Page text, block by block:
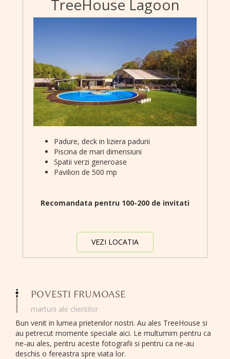
TreeHouse Lagoon
Padure, deck in liziera padurii
Piscina de mari dimensiuni
Spatii verzi generoase
Pavilion de 500 mp
Recomandata pentru 100-200 de invitati
VEZI LOCATIA
POVESTI FRUMOASE
marturii ale clientilor
Bun venit in lumea prietenilor nostri. Au ales TreeHouse si
au petrecut momente speciale aici. Le multumim pentru ca
ne-au ales, pentru aceste fotografii si pentru ca ne-au
deschis o fereastra spre viata lor.